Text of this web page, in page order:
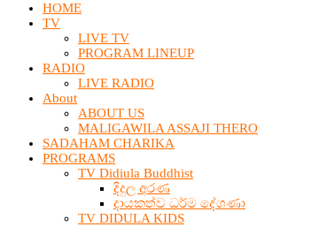
HOME
TV
LIVE TV
PROGRAM LINEUP
RADIO
LIVE RADIO
About
ABOUT US
MALIGAWILA ASSAJI THERO
SADAHAM CHARIKA
PROGRAMS
TV Didiula Buddhist
දිදුල අරණ
දායකත්ව ධර්ම දේශණා
TV DIDULA KIDS